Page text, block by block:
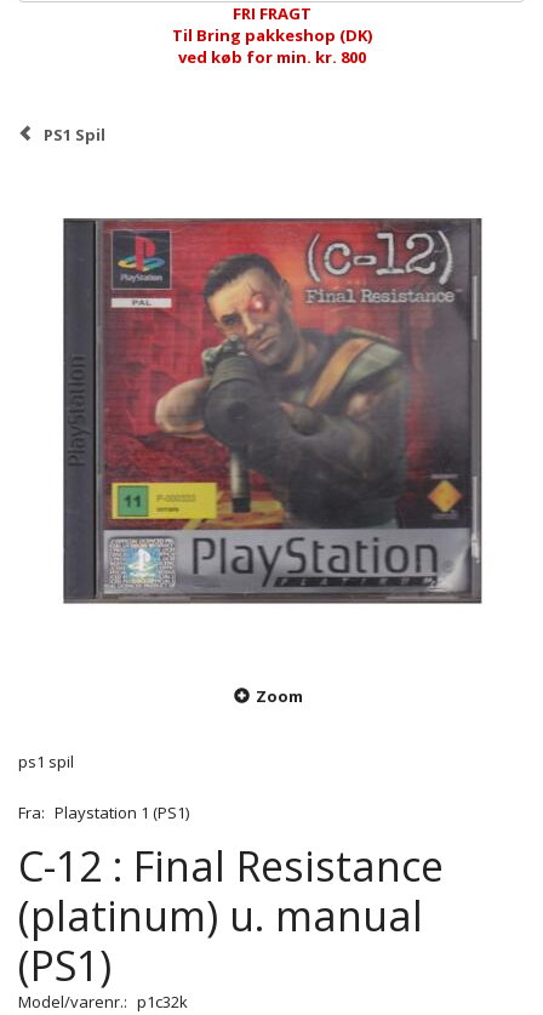
FRI FRAGT
Til Bring pakkeshop (DK)
ved køb for min. kr. 800
PS1 Spil
Zoom
ps1 spil
Fra: Playstation 1 (PS1)
C-12 : Final Resistance
(platinum) u. manual
(PS1)
Model/varenr.: p1c32k